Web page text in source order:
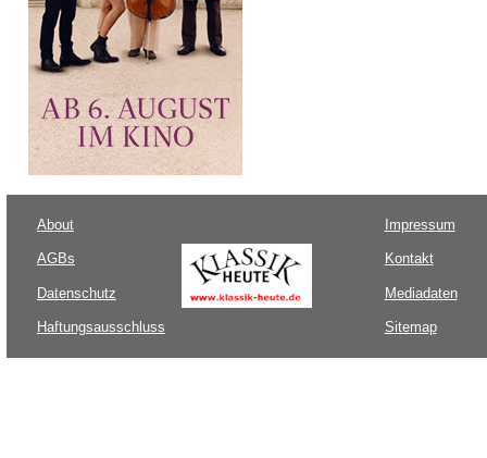
About
AGBs
Datenschutz
Haftungsausschluss
Impressum
Kontakt
Mediadaten
Sitemap